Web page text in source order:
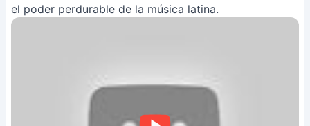
el poder perdurable de la música latina.